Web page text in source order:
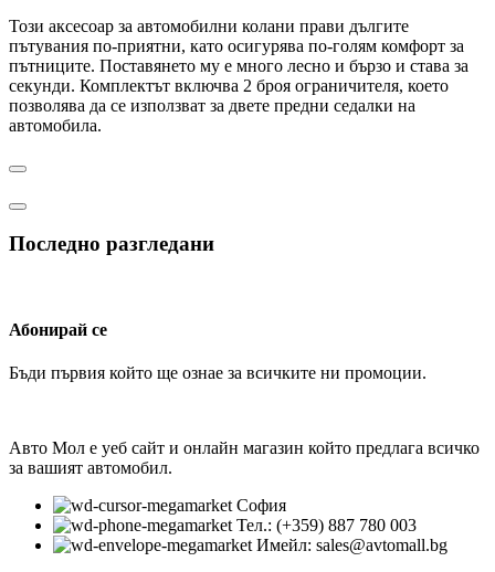
Този аксесоар за автомобилни колани прави дългите
пътувания по-приятни, като осигурява по-голям комфорт за
пътниците. Поставянето му е много лесно и бързо и става за
секунди. Комплектът включва 2 броя ограничителя, което
позволява да се използват за двете предни седалки на
автомобила.
Последно разгледани
Абонирай се
Бъди първия който ще ознае за всичките ни промоции.
Авто Мол е уеб сайт и онлайн магазин който предлага всичко
за вашият автомобил.
София
Тел.: (+359) 887 780 003
Имейл: sales@avtomall.bg